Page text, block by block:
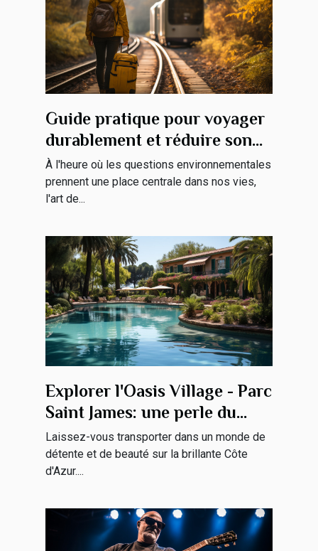
Guide pratique pour voyager
durablement et réduire son
empreinte carbone
À l'heure où les questions environnementales
prennent une place centrale dans nos vies,
l'art de...
Explorer l'Oasis Village - Parc
Saint James: une perle du
tourisme sur la Côte d'Azur
Laissez-vous transporter dans un monde de
détente et de beauté sur la brillante Côte
d'Azur....